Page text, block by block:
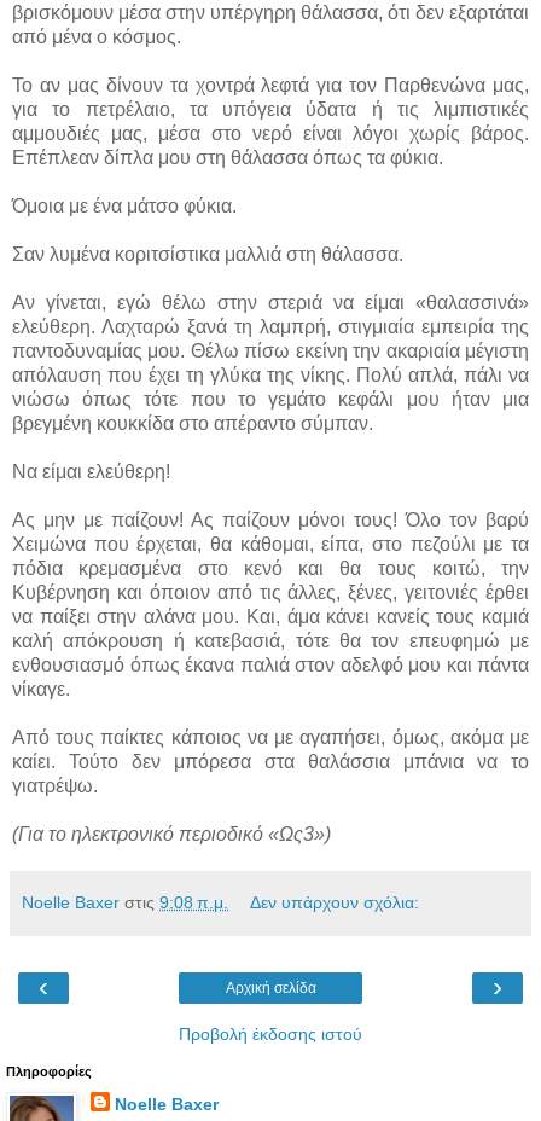
βρισκόμουν μέσα στην υπέργηρη θάλασσα, ότι δεν εξαρτάται
από μένα ο κόσμος.
Το αν μας δίνουν τα χοντρά λεφτά για τον Παρθενώνα μας,
για το πετρέλαιο, τα υπόγεια ύδατα ή τις λιμπιστικές
αμμουδιές μας, μέσα στο νερό είναι λόγοι χωρίς βάρος.
Επέπλεαν δίπλα μου στη θάλασσα όπως τα φύκια.
Όμοια με ένα μάτσο φύκια.
Σαν λυμένα κοριτσίστικα μαλλιά στη θάλασσα.
Αν γίνεται, εγώ θέλω στην στεριά να είμαι «θαλασσινά»
ελεύθερη. Λαχταρώ ξανά τη λαμπρή, στιγμιαία εμπειρία της
παντοδυναμίας μου. Θέλω πίσω εκείνη την ακαριαία μέγιστη
απόλαυση που έχει τη γλύκα της νίκης. Πολύ απλά, πάλι να
νιώσω όπως τότε που το γεμάτο κεφάλι μου ήταν μια
βρεγμένη κουκκίδα στο απέραντο σύμπαν.
Να είμαι ελεύθερη!
Ας μην με παίζουν! Ας παίζουν μόνοι τους! Όλο τον βαρύ
Χειμώνα που έρχεται, θα κάθομαι, είπα, στο πεζούλι με τα
πόδια κρεμασμένα στο κενό και θα τους κοιτώ, την
Κυβέρνηση και όποιον από τις άλλες, ξένες, γειτονιές έρθει
να παίξει στην αλάνα μου. Και, άμα κάνει κανείς τους καμιά
καλή απόκρουση ή κατεβασιά, τότε θα τον επευφημώ με
ενθουσιασμό όπως έκανα παλιά στον αδελφό μου και πάντα
νίκαγε.
Από τους παίκτες κάποιος να με αγαπήσει, όμως, ακόμα με
καίει. Τούτο δεν μπόρεσα στα θαλάσσια μπάνια να το
γιατρέψω.
(Για το ηλεκτρονικό περιοδικό «Ως3»)
Noelle Baxer στις 9:08 π.μ. Δεν υπάρχουν σχόλια:
‹ ›
Αρχική σελίδα
Προβολή έκδοσης ιστού
Πληροφορίες
Noelle Baxer